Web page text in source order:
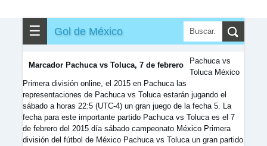
☰ Gol de México
Marcador Pachuca vs Toluca, 7 de febrero
Pachuca vs
Toluca México
Primera división online, el 2015 en Pachuca las
representaciones de Pachuca vs Toluca estarán jugando el
sábado a horas 22:5 (UTC-4) un gran juego de la fecha 5. La
fecha para este importante partido Pachuca vs Toluca es el 7
de febrero del 2015 día sábado campeonato México Primera
división del fútbol de México Pachuca vs Toluca un gran partido
✎ Otros ▼